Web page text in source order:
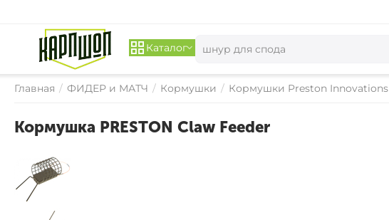
Каталог
Главная / ФИДЕР и МАТЧ / Кормушки / Кормушки Preston Innovations
Кормушка PRESTON Claw Feeder